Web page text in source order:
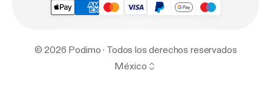
© 2026 Podimo · Todos los derechos reservados
México